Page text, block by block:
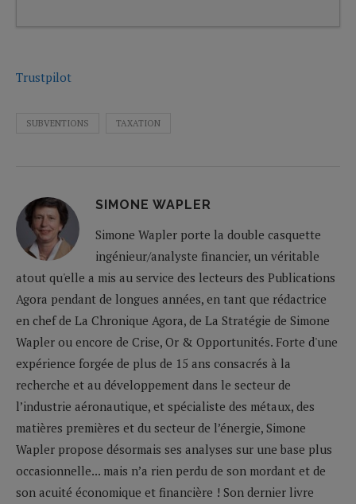
Trustpilot
SUBVENTIONS TAXATION
SIMONE WAPLER
Simone Wapler porte la double casquette
ingénieur/analyste financier, un véritable
atout qu'elle a mis au service des lecteurs des Publications
Agora pendant de longues années, en tant que rédactrice
en chef de La Chronique Agora, de La Stratégie de Simone
Wapler ou encore de Crise, Or & Opportunités. Forte d'une
expérience forgée de plus de 15 ans consacrés à la
recherche et au développement dans le secteur de
l’industrie aéronautique, et spécialiste des métaux, des
matières premières et du secteur de l’énergie, Simone
Wapler propose désormais ses analyses sur une base plus
occasionnelle... mais n’a rien perdu de son mordant et de
son acuité économique et financière ! Son dernier livre